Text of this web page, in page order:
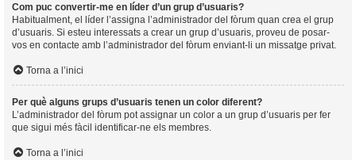
Com puc convertir-me en líder d’un grup d’usuaris?
Habitualment, el líder l’assigna l’administrador del fòrum quan crea el grup
d’usuaris. Si esteu interessats a crear un grup d’usuaris, proveu de posar-
vos en contacte amb l’administrador del fòrum enviant-li un missatge privat.
Torna a l’inici
Per què alguns grups d’usuaris tenen un color diferent?
L’administrador del fòrum pot assignar un color a un grup d’usuaris per fer
que sigui més fàcil identificar-ne els membres.
Torna a l’inici